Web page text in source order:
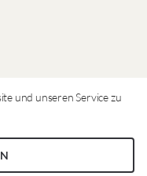
und unseren Service zu